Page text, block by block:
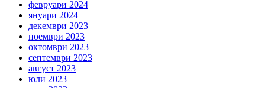
февруари 2024
януари 2024
декември 2023
ноември 2023
октомври 2023
септември 2023
август 2023
юли 2023